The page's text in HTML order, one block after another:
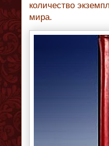
количество
мира.